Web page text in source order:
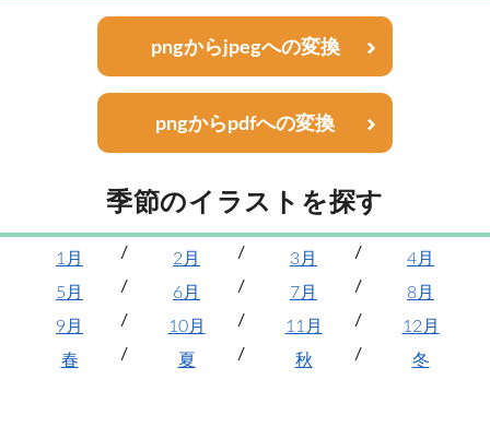
pngからjpegへの変換
pngからpdfへの変換
季節のイラストを探す
1月 2月 3月
4月
5月
6月 7月
8月
9月
10月 11月
12月
春
夏 秋 冬